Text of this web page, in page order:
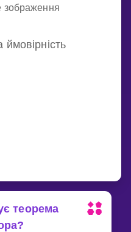
зображення
ймовірність
теорема